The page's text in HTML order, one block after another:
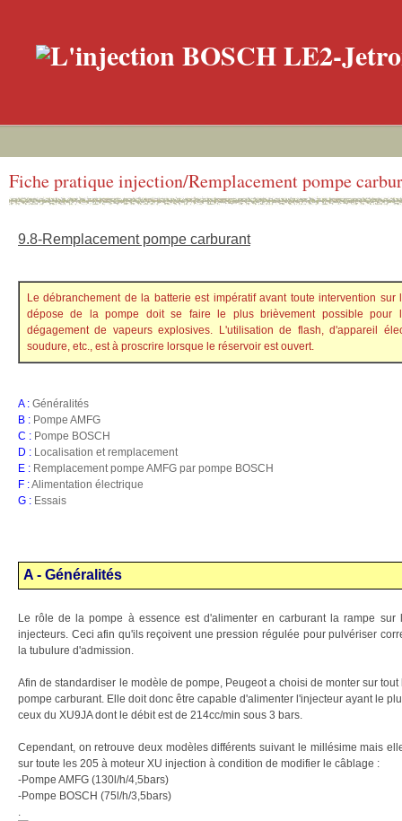
Fiche pratique injection/Remplacement pompe
9.8-Remplacement pompe carburant
Le débranchement de la batterie est impératif avant toute intervention sur
dépose de la pompe doit se faire le plus brièvement possible pour
dégagement de vapeurs explosives. L'utilisation de flash, d'appareil
soudure, etc., est à proscrire lorsque le réservoir est ouvert.
A : Généralités
B : Pompe AMFG
C : Pompe BOSCH
D : Localisation et remplacement
E : Remplacement pompe AMFG par pompe BOSCH
F :Alimentation électrique
G : Essais
A - Généralités
Le rôle de la pompe à essence est d'alimenter en carburant la rampe sur
injecteurs. Ceci afin qu'ils reçoivent une pression régulée pour pulvériser
la tubulure d'admission.
Afin de standardiser le modèle de pompe, Peugeot a choisi de monter sur
pompe carburant. Elle doit donc être capable d'alimenter l'injecteur ayant le
ceux du XU9JA dont le débit est de 214cc/min sous 3 bars.
Cependant, on retrouve deux modèles différents suivant le millésime mais
sur toute les 205 à moteur XU injection à condition de modifier le câblage :
-Pompe AMFG (130l/h/4,5bars)
-Pompe BOSCH (75l/h/3,5bars)
.